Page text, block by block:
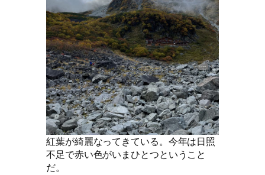
紅葉が綺麗なってきている。今年は日照
不足で赤い色がいまひとつということ
だ。